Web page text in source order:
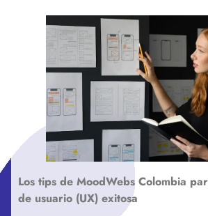
Los tips de MoodWebs Colombia
de usuario (UX) exitosa